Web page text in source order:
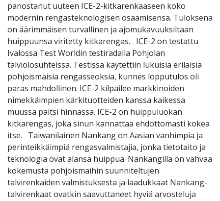
panostanut uuteen ICE-2-kitkarenkaaseen koko
modernin rengasteknologisen osaamisensa. Tuloksena
on äärimmäisen turvallinen ja ajomukavuuksiltaan
huippuunsa viritetty kitkarengas. ICE-2 on testattu
Ivalossa Test Worldin testiradalla Pohjolan
talviolosuhteissa. Testissä käytettiin lukuisia erilaisia
pohjoismaisia rengasseoksia, kunnes lopputulos oli
paras mahdollinen. ICE-2 kilpailee markkinoiden
nimekkäimpien kärkituotteiden kanssa kaikessa
muussa paitsi hinnassa. ICE-2 on huippuluokan
kitkarengas, joka sinun kannattaa ehdottomasti kokea
itse. Taiwanilainen Nankang on Aasian vanhimpia ja
perinteikkäimpiä rengasvalmistajia, jonka tietotaito ja
teknologia ovat alansa huippua. Nankangilla on vahvaa
kokemusta pohjoismaihin suunniteltujen
talvirenkaiden valmistuksesta ja laadukkaat Nankang-
talvirenkaat ovatkin saavuttaneet hyviä arvosteluja